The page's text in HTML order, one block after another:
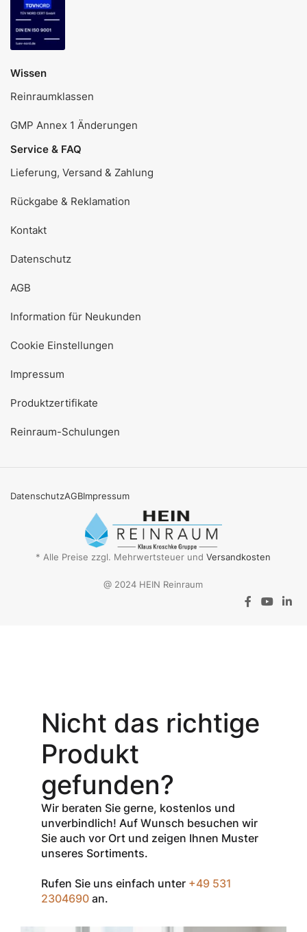
Wissen
Reinraumklassen
GMP Annex 1 Änderungen
Service & FAQ
Lieferung, Versand & Zahlung
Rückgabe & Reklamation
Kontakt
Datenschutz
AGB
Information für Neukunden
Cookie Einstellungen
Impressum
Produktzertifikate
Reinraum-Schulungen
DatenschutzAGBImpressum
* Alle Preise zzgl. Mehrwertsteuer undVersandkosten
@ 2024 HEIN Reinraum
Gutschein-Code
INSPEC30
erhalten Sie
% Rabattauf
den Netto-
Verkaufspreis
aller Produkte
der Marke
InSpec von
Redditch
Zum Einlösen
geben Sie den
Nicht das richtige
Produkt
gefunden?
Wir beraten Sie gerne, kostenlos und
unverbindlich! Auf Wunsch besuchen wir
Sie auch vor Ort und zeigen Ihnen Muster
unseres Sortiments.
Rufen Sie uns einfach unter +49 531
2304690 an.